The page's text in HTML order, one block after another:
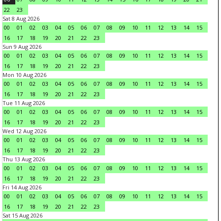
22
23
Sat 8 Aug 2026
00
01 02 03 04 05 06 07 08 09 10 11 12 13 14
15
16
17 18 19 20 21 22
23
Sun 9 Aug 2026
00
01 02 03 04 05 06 07 08 09 10 11 12 13 14
15
16
17 18 19 20 21 22
23
Mon 10 Aug 2026
00
01 02 03 04 05 06 07 08 09 10 11 12 13 14
15
16
17 18 19 20 21 22
23
Tue 11 Aug 2026
00
01 02 03 04 05 06 07 08 09 10 11 12 13 14
15
16
17 18 19 20 21 22
23
Wed 12 Aug 2026
00
01 02 03 04 05 06 07 08 09 10 11 12 13 14
15
16
17 18 19 20 21 22
23
Thu 13 Aug 2026
00
01 02 03 04 05 06 07 08 09 10 11 12 13 14
15
16
17 18 19 20 21 22
23
Fri 14 Aug 2026
00
01 02 03 04 05 06 07 08 09 10 11 12 13 14
15
16
17 18 19 20 21 22
23
Sat 15 Aug 2026